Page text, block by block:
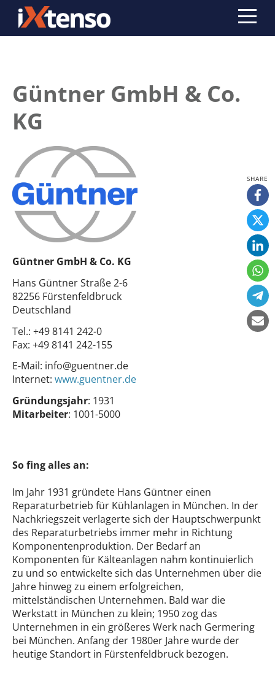
Güntner GmbH & Co.
KG
Güntner GmbH & Co. KG
Hans Güntner Straße 2-6
82256 Fürstenfeldbruck
Deutschland
Tel.: +49 8141 242-0
Fax: +49 8141 242-155
E-Mail: info@guentner.de
Internet: www.guentner.de
Gründungsjahr: 1931
Mitarbeiter: 1001-5000
So fing alles an:
Im Jahr 1931 gründete Hans Güntner einen
Reparaturbetrieb für Kühlanlagen in München. In der
Nachkriegszeit verlagerte sich der Hauptschwerpunkt
des Reparaturbetriebs immer mehr in Richtung
Komponentenproduktion. Der Bedarf an
Komponenten für Kälteanlagen nahm kontinuierlich
zu und so entwickelte sich das Unternehmen über die
Jahre hinweg zu einem erfolgreichen,
mittelständischen Unternehmen. Bald war die
Werkstatt in München zu klein; 1950 zog das
Unternehmen in ein größeres Werk nach Germering
bei München. Anfang der 1980er Jahre wurde der
heutige Standort in Fürstenfeldbruck bezogen.